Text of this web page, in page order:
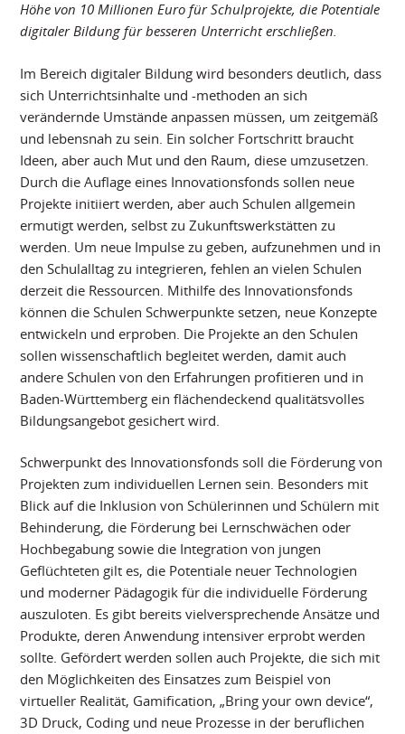
Höhe von 10 Millionen Euro für Schulprojekte, die Potentiale
digitaler Bildung für besseren Unterricht erschließen.
Im Bereich digitaler Bildung wird besonders deutlich, dass
sich Unterrichtsinhalte und -methoden an sich
verändernde Umstände anpassen müssen, um zeitgemäß
und lebensnah zu sein. Ein solcher Fortschritt braucht
Ideen, aber auch Mut und den Raum, diese umzusetzen.
Durch die Auflage eines Innovationsfonds sollen neue
Projekte initiiert werden, aber auch Schulen allgemein
ermutigt werden, selbst zu Zukunftswerkstätten zu
werden. Um neue Impulse zu geben, aufzunehmen und in
den Schulalltag zu integrieren, fehlen an vielen Schulen
derzeit die Ressourcen. Mithilfe des Innovationsfonds
können die Schulen Schwerpunkte setzen, neue Konzepte
entwickeln und erproben. Die Projekte an den Schulen
sollen wissenschaftlich begleitet werden, damit auch
andere Schulen von den Erfahrungen profitieren und in
Baden-Württemberg ein flächendeckend qualitätsvolles
Bildungsangebot gesichert wird.
Schwerpunkt des Innovationsfonds soll die Förderung von
Projekten zum individuellen Lernen sein. Besonders mit
Blick auf die Inklusion von Schülerinnen und Schülern mit
Behinderung, die Förderung bei Lernschwächen oder
Hochbegabung sowie die Integration von jungen
Geflüchteten gilt es, die Potentiale neuer Technologien
und moderner Pädagogik für die individuelle Förderung
auszuloten. Es gibt bereits vielversprechende Ansätze und
Produkte, deren Anwendung intensiver erprobt werden
sollte. Gefördert werden sollen auch Projekte, die sich mit
den Möglichkeiten des Einsatzes zum Beispiel von
virtueller Realität, Gamification, „Bring your own device“,
3D Druck, Coding und neue Prozesse in der beruflichen